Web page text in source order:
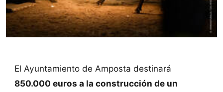
El Ayuntamiento de Amposta destinará
850.000 euros a la construcción de un